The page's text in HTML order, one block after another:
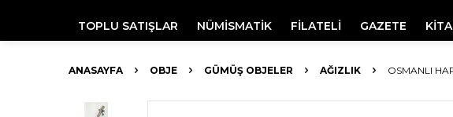
TOPLU SATIŞLAR NÜMİSMATİK FİLATELİ GAZETE
ANASAYFA OBJE GÜMÜŞ OBJELER AĞIZLIK OSMANLI